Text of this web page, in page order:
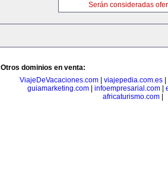
Serán consideradas
Otros dominios en venta:
ViajeDeVacaciones.com
viajepedia.com.es
guiamarketing.com| infoempresarial.com|
africaturismo.com